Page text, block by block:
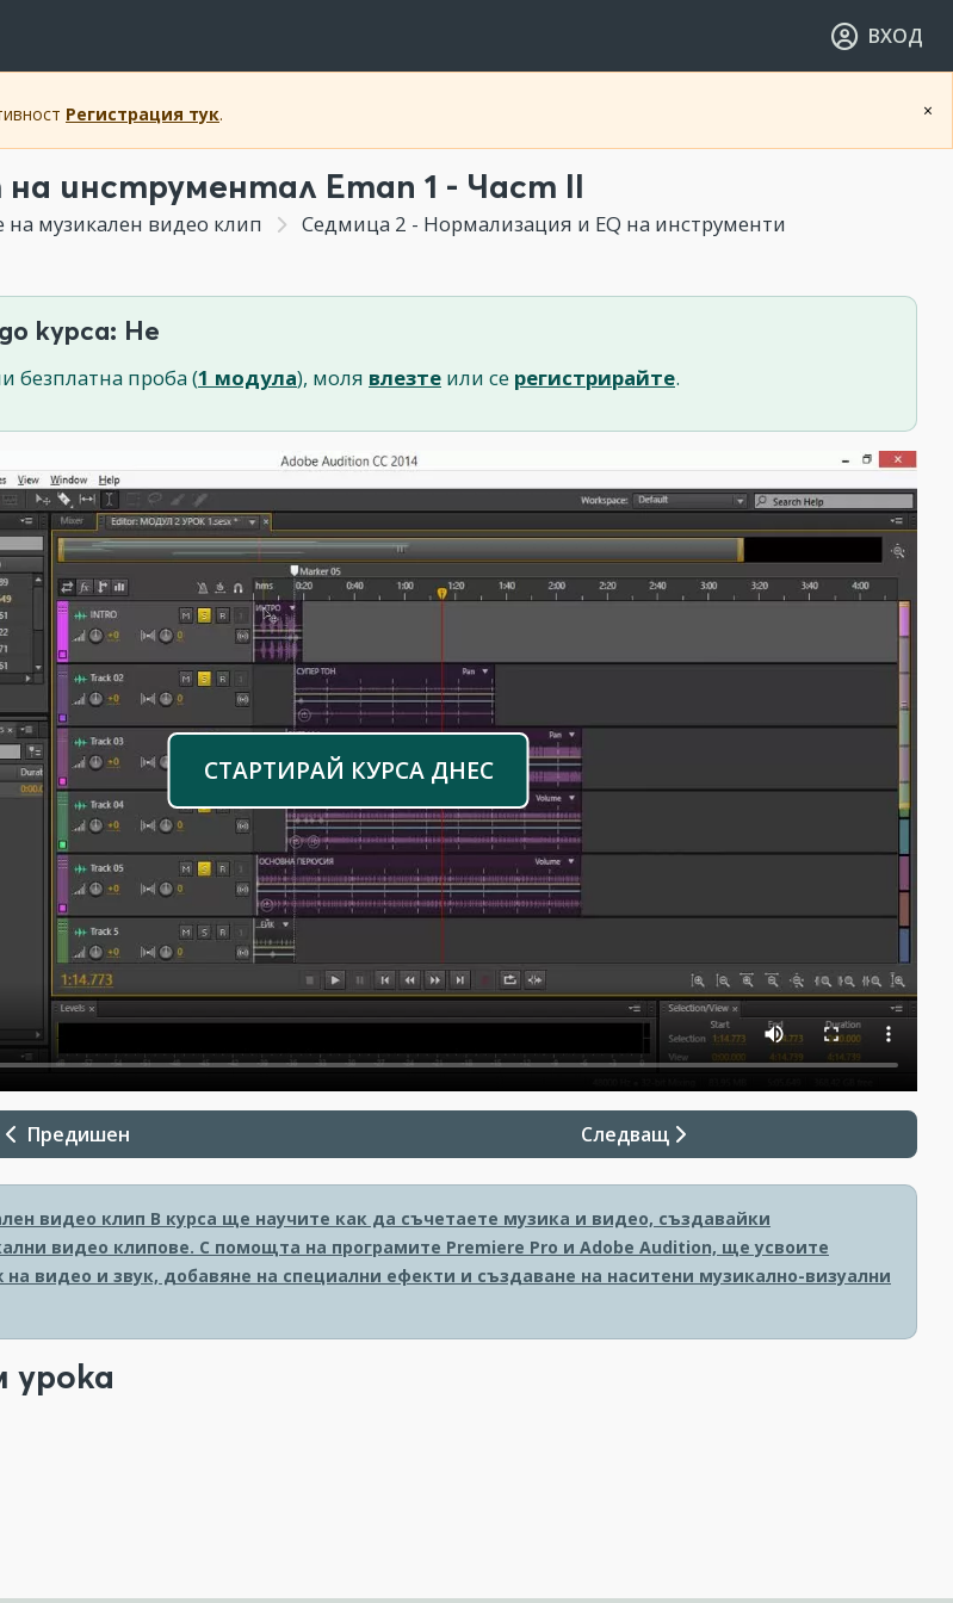
ВХОД
×
Регистрация тук.
инструментал Eтап 1 - Част II
на музикален видео клип Седмица 2 - Нормализация и EQ на инструменти
курса: Не
безплатна проба (1 модула), моля влезте или се регистрирайте.
СТАРТИРАЙ КУРСА ДНЕС
Предишен Следващ
видео клип В курса ще научите как да съчетаете музика и видео, създавайки
видео клипове. С помощта на програмите Premiere Pro и Adobe Audition, ще усвоите
видео и звук, добавяне на специални ефекти и създаване на наситени музикално-визуални
урока